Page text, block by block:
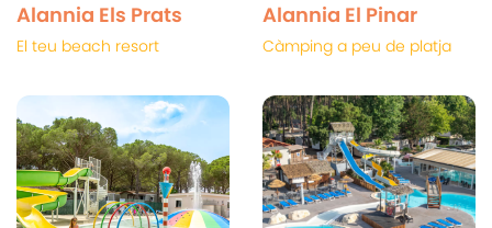
Alannia Els Prats
El teu beach resort
Alannia El Pinar
Càmping a peu de platja